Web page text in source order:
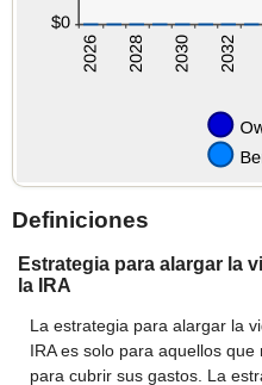
Definiciones
Estrategia para alargar la
la IRA
La estrategia para alargar la
IRA es solo para aquellos
para cubrir sus gastos. La